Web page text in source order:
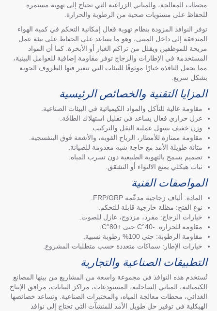
محطات المعالجة، والمباني الزراعية التي تحتاج إلى تهوية مستمرة
للحفاظ على مستويات صحية من الرطوبة والحرارة.
توفر النوافذ المزودة بنظام تهوية فعال إمكانية التحكم في كمية الهواء
المتدفقة إلى داخل المبنى، وهو ما يساعد على الحفاظ على بيئة عمل
مريحة للموظفين ويقلل من تراكم الغبار أو الأبخرة. كما أن المواد
المستخدمة في الإطارات والزجاج توفر مقاومة إضافية للعوامل البيئية،
مما يجعل النافذة خيارًا موثوقًا للبيئات التي تتغير فيها الظروف الجوية
بشكل سريع.
المزايا التقنية والخصائص الرئيسية
مقاومة عالية للتآكل والمواد الكيميائية في البيئات الصناعية.
عزل حراري فعال يساعد في تقليل استهلاك الطاقة.
وزن خفيف يسهل عملية النقل والتركيب.
مقاومة ممتازة للأمطار، الرياح القوية، والأشعة فوق البنفسجية.
متانة طويلة الأمد مع حاجة شبه معدومة للصيانة.
تصميم يسمح بالتهوية الطبيعية دون تسرب المياه.
ثبات هيكلي يمنع الالتواء أو التشقق.
المواصفات الفنية
المادة: ألياف زجاجية مدعّمة FRP/GRP.
نوع الفتح: مظلة خارجية قابلة للتحكم.
خيارات الزجاج: مفرد، مزدوج، عازل للصوت.
مقاومة للحرارة: -40°C حتى +80°C.
مقاومة الرطوبة: حتى 100% رطوبة نسبية.
خيارات الإطار: سماكات متعددة حسب متطلبات المشروع.
التطبيقات الصناعية والتجارية
تُستخدم هذه النوافذ في مجموعة واسعة من المشاريع من بينها المصانع
الكيميائية، المباني الساحلية، المستودعات، مراكز البيانات، مرافق الإنتاج
الغذائي، محطات معالجة المياه، والمختبرات الصناعية. وتساعد خصائصها
الهيكلية في توفير حل طويل الأمد للمنشآت التي تحتاج إلى نوافذ